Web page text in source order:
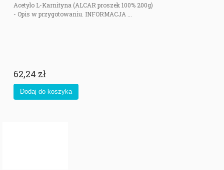
Acetylo L-Karnityna (ALCAR proszek 100% 200g)
- Opis w przygotowaniu. INFORMACJA ...
62,24 zł